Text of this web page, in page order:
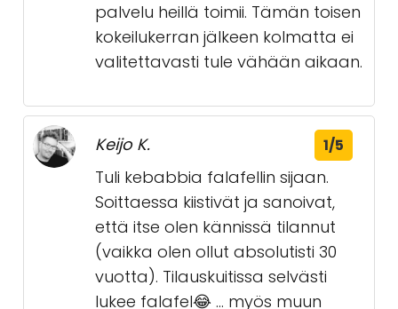
palvelu heillä toimii. Tämän toisen
kokeilukerran jälkeen kolmatta ei
valitettavasti tule vähään aikaan.
Keijo K. 1/5
Tuli kebabbia falafellin sijaan.
Soittaessa kiistivät ja sanoivat,
että itse olen kännissä tilannut
(vaikka olen ollut absolutisti 30
vuotta). Tilauskuitissa selvästi
lukee falafel😂 ... myös muun